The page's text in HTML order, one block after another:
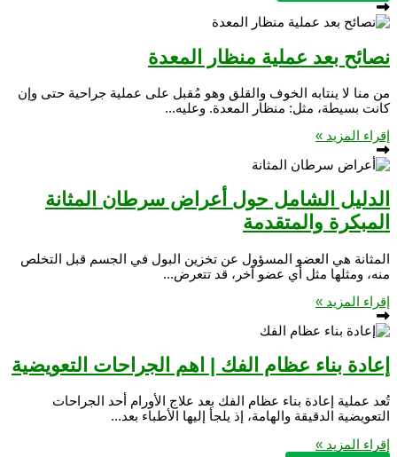
نصائح بعد عملية منظار المعدة
من منا لا ينتابه الخوف والقلق وهو مُقبل على عملية جراحية حتى وإن
كانت بسيطة، مثل: منظار المعدة. وعليه...
إقراء المزيد »
الدليل الشامل حول أعراض سرطان المثانة
المبكرة والمتقدمة
المثانة هي العضو المسؤول عن تخزين البول في الجسم قبل التخلص
منه، ومثلها مثل أي عضو آخر، قد تتعرض...
إقراء المزيد »
إعادة بناء عظام الفك | اهم الجراحات التعويضية
تُعد عملية إعادة بناء عظام الفك بعد علاج الأورام أحد الجراحات
التعويضية الدقيقة والهامة، إذ يلجأ إليها الأطباء بعد...
إقراء المزيد »